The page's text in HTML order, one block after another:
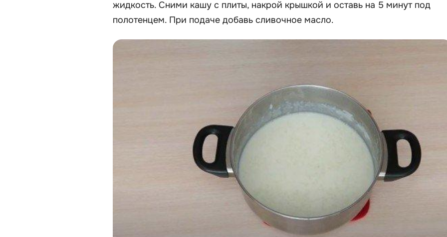
жидкость. Сними кашу с плиты, накрой крышкой и оставь на 5 минут под
полотенцем. При подаче добавь сливочное масло.